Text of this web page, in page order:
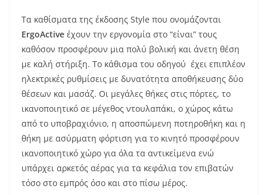
Τα καθίσματα της έκδοσης Style που ονομάζονται
ErgoActive έχουν την εργονομία στο “είναι” τους
καθόσον προσφέρουν μια πολύ βολική και άνετη θέση
με καλή στήριξη. Το κάθισμα του οδηγού έχει επιπλέον
ηλεκτρικές ρυθμίσεις με δυνατότητα αποθήκευσης δύο
θέσεων και μασάζ. Οι μεγάλες θήκες στις πόρτες, το
ικανοποιητικό σε μέγεθος ντουλαπάκι, ο χώρος κάτω
από το υποβραχιόνιο, η αποσπώμενη ποτηροθήκη και η
θήκη με ασύρματη φόρτιση για το κινητό προσφέρουν
ικανοποιητικό χώρο για όλα τα αντικείμενα ενώ
υπάρχει αρκετός αέρας για τα κεφάλια τον επιβατών
τόσο στο εμπρός όσο και στο πίσω μέρος.